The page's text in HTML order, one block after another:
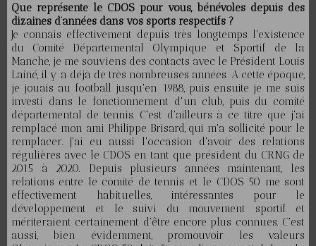
Que représente le CDOS pour vous, bénévoles depuis des
dizaines d’années dans vos sports respectifs ?
Je connais effectivement depuis très longtemps l'existence
du Comité Départemental Olympique et Sportif de la
Manche, je me souviens des contacts avec le Président Louis
Lainé, il y a déjà de très nombreuses années. A cette époque,
je jouais au football jusqu'en 1988, puis ensuite je me suis
investi dans le fonctionnement d'un club, puis du comité
départemental de tennis. C'est d'ailleurs à ce titre que j'ai
remplacé mon ami Philippe Brisard, qui m'a sollicité pour le
remplacer. J'ai eu aussi l'occasion d'avoir des relations
régulières avec le CDOS en tant que président du CRNG de
2015 à 2020. Depuis plusieurs années maintenant, les
relations entre le comité de tennis et le CDOS 50 me sont
effectivement habituelles, intéressantes pour le
développement et le suivi du mouvement sportif et
mériteraient certainement d'être encore plus connues. C'est
aussi, bien évidemment, promouvoir les valeurs